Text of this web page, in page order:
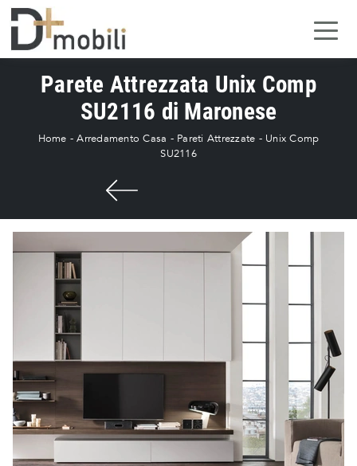
Parete Attrezzata Unix Comp
SU2116 di Maronese
Home -Arredamento Casa - Pareti Attrezzate - Unix Comp
SU2116